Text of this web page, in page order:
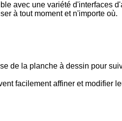
avec une variété d'interfaces
à tout moment et n'importe où.
de la planche à dessin pour
facilement affiner et modifier